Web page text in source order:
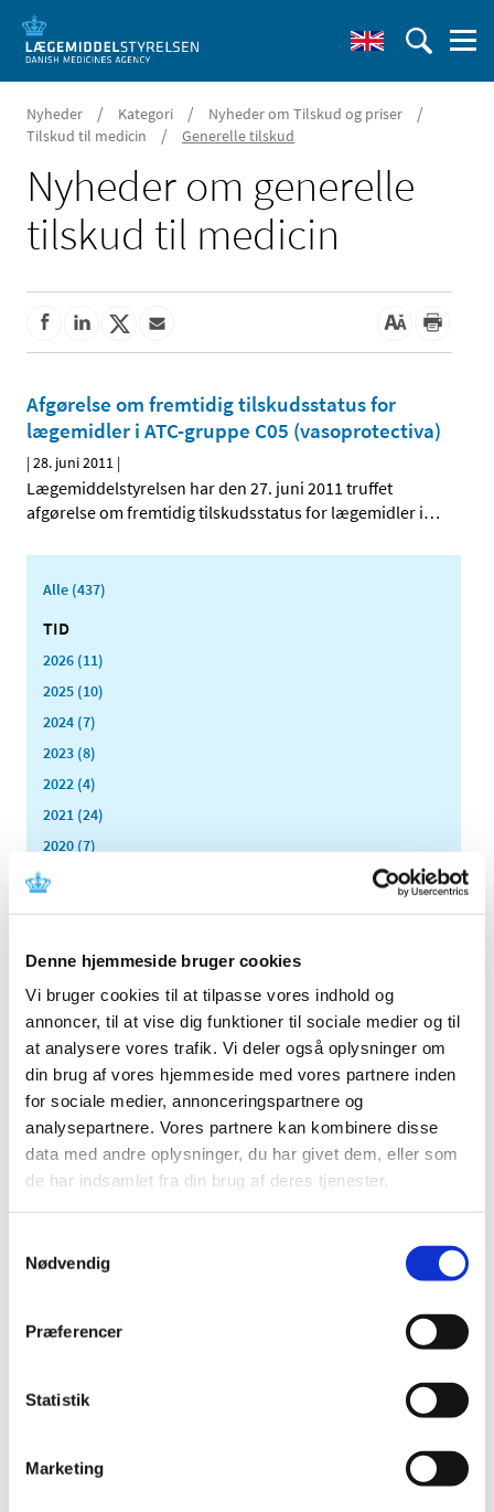
Denne hjemmeside bruger cookies
Vi bruger cookies til at tilpasse vores indhold og
annoncer, til at vise dig funktioner til sociale medier og til
at analysere vores trafik. Vi deler også oplysninger om
din brug af vores hjemmeside med vores partnere inden
for sociale medier, annonceringspartnere og
analysepartnere. Vores partnere kan kombinere disse
data med andre oplysninger, du har givet dem, eller som
de har indsamlet fra din brug af deres tjenester.
Nødvendig
Præferencer
Statistik
Marketing
Nyheder / Kategori / Nyheder om Tilskud og priser /
Tilskud til medicin / Generelle tilskud
Nyheder om generelle
tilskud til medicin
Afgørelse om fremtidig tilskudsstatus for
lægemidler i ATC-gruppe C05 (vasoprotectiva)
|28. juni 2011 |
Lægemiddelstyrelsen har den 27. juni 2011 truffet
afgørelse om fremtidig tilskudsstatus for lægemidler i…
Alle (437)
TID
2026 (11)
2025 (10)
2024 (7)
2023 (8)
2022 (4)
2021 (24)
2020 (7)
2019 (39)
2016 (42)
2015 (30)
2014 (44)
2013 (44)
2012 (41)
2011 (13)
november (1)
oktober (2)
september (2)
juli (1)
maj (2)
2010 (7)
2008 (8)